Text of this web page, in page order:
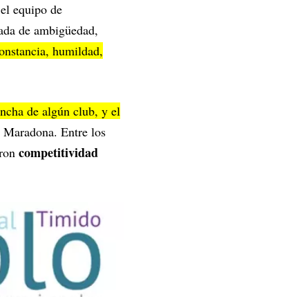
equipo de
de ambigüedad,
humildad,
de algún club, y el
Entre los
competitividad